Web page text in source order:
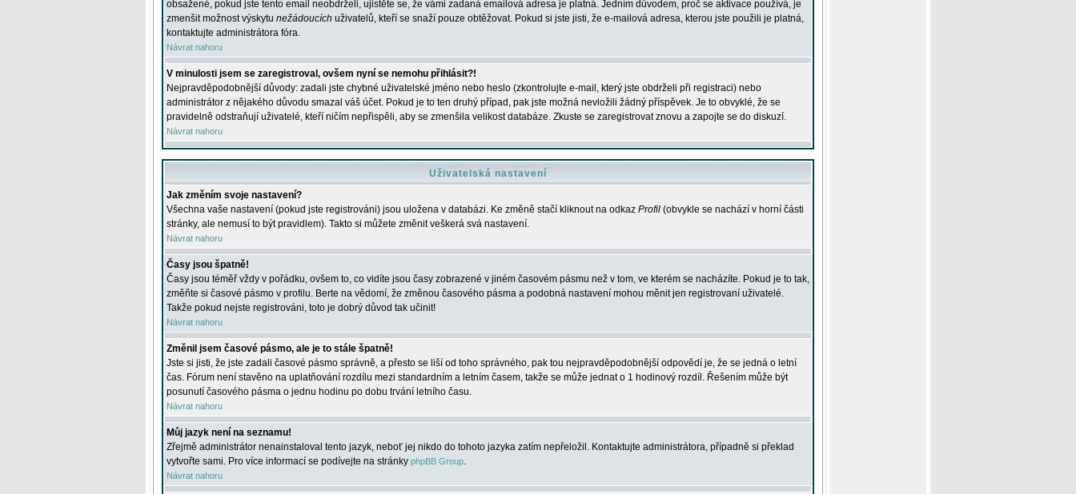
obsažené, pokud jste tento email neobdrželi, ujistěte se, že vámi zadaná emailová adresa je platná. Jedním důvodem, proč se aktivace používá, je
zmenšit možnost výskytu nežádoucích uživatelů, kteří se snaží pouze obtěžovat. Pokud si jste jisti, že e-mailová adresa, kterou jste použili je platná,
kontaktujte administrátora fóra.
Návrat nahoru
V minulosti jsem se zaregistroval, ovšem nyní se nemohu přihlásit?!
Nejpravděpodobnější důvody: zadali jste chybné uživatelské jméno nebo heslo (zkontrolujte e-mail, který jste obdrželi při registraci) nebo
administrátor z nějakého důvodu smazal váš účet. Pokud je to ten druhý případ, pak jste možná nevložili žádný příspěvek. Je to obvyklé, že se
pravidelně odstraňují uživatelé, kteří ničím nepřispěli, aby se zmenšila velikost databáze. Zkuste se zaregistrovat znovu a zapojte se do diskuzí.
Návrat nahoru
Uživatelská nastavení
Jak změním svoje nastavení?
Všechna vaše nastavení (pokud jste registrováni) jsou uložena v databázi. Ke změně stačí kliknout na odkaz Profil (obvykle se nachází v horní části
stránky, ale nemusí to být pravidlem). Takto si můžete změnit veškerá svá nastavení.
Návrat nahoru
Časy jsou špatně!
Časy jsou téměř vždy v pořádku, ovšem to, co vidíte jsou časy zobrazené v jiném časovém pásmu než v tom, ve kterém se nacházíte. Pokud je to tak,
změňte si časové pásmo v profilu. Berte na vědomí, že změnou časového pásma a podobná nastavení mohou měnit jen registrovaní uživatelé.
Takže pokud nejste registrováni, toto je dobrý důvod tak učinit!
Návrat nahoru
Změnil jsem časové pásmo, ale je to stále špatně!
Jste si jisti, že jste zadali časové pásmo správně, a přesto se liší od toho správného, pak tou nejpravděpodobnější odpovědí je, že se jedná o letní
čas. Fórum není stavěno na uplatňování rozdílu mezi standardním a letním časem, takže se může jednat o 1 hodinový rozdíl. Řešením může být
posunutí časového pásma o jednu hodinu po dobu trvání letního času.
Návrat nahoru
Můj jazyk není na seznamu!
Zřejmě administrátor nenainstaloval tento jazyk, neboť jej nikdo do tohoto jazyka zatím nepřeložil. Kontaktujte administrátora, případně si překlad
vytvořte sami. Pro více informací se podívejte na stránky phpBB Group.
Návrat nahoru